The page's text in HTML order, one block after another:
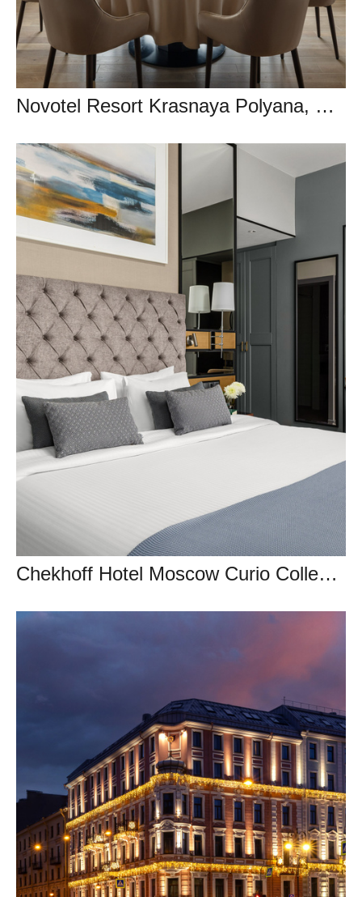
Novotel Resort Krasnaya Polyana, Сочи
Chekhoff Hotel Moscow Curio Collection by Hilton